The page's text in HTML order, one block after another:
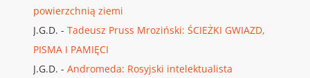
powierzchnią ziemi
J.G.D. - Tadeusz Pruss Mroziński: ŚCIEŻKI GWIAZD,
PISMA I PAMIĘCI
J.G.D. - Andromeda: Rosyjski intelektualista